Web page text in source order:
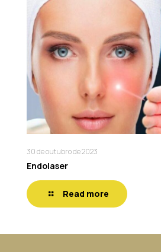
30 de outubro de 2023
Endolaser
Read more